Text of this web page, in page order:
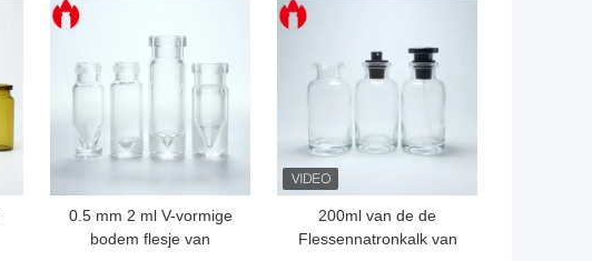
0.5 mm 2 ml V-vormige
bodem flesje van
BESTE PRIJS
200ml van de de
Flessennatronkalk van
BESTE PRIJS